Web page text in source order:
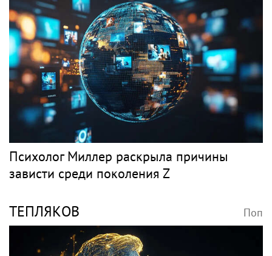
Психолог Миллер раскрыла причины
зависти среди поколения Z
ТЕПЛЯКОВ Поп